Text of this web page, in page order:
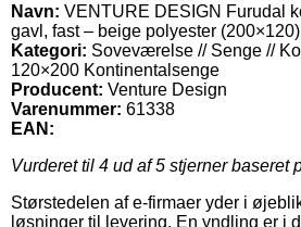
Navn: VENTURE DESIGN Furudal
gavl, fast – beige polyester (200×120)
Kategori: Soveværelse // Senge //
120×200 Kontinentalsenge
Producent: Venture Design
Varenummer: 61338
EAN:
Vurderet til 4 ud af 5 stjerner baseret
Størstedelen af e-firmaer yder i
løsninger til levering. En yndling er i